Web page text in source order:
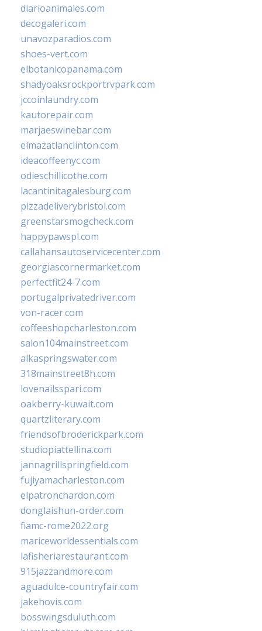
diarioanimales.com
decogaleri.com
unavozparadios.com
shoes-vert.com
elbotanicopanama.com
shadyoaksrockportrvpark.com
jccoinlaundry.com
kautorepair.com
marjaeswinebar.com
elmazatlanclinton.com
ideacoffeenyc.com
odieschillicothe.com
lacantinitagalesburg.com
pizzadeliverybristol.com
greenstarsmogcheck.com
happypawspl.com
callahansautoservicecenter.com
georgiascornermarket.com
perfectfit24-7.com
portugalprivatedriver.com
von-racer.com
coffeeshopcharleston.com
salon104mainstreet.com
alkaspringswater.com
318mainstreet8h.com
lovenailsspari.com
oakberry-kuwait.com
quartzliterary.com
friendsofbroderickpark.com
studiopiattellina.com
jannagrillspringfield.com
fujiyamacharleston.com
elpatronchardon.com
donglaishun-order.com
fiamc-rome2022.org
mariceworldessentials.com
lafisheriarestaurant.com
915jazzandmore.com
aguadulce-countryfair.com
jakehovis.com
bosswingsduluth.com